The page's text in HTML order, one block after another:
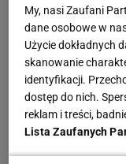
sztabem, nad
pracował
silniejszym pod
wiedzy, jak grać
to dla mnie
My, nasi Zaufani
dane osobowe w
Użycie dokładnych
skanowanie
identyfikacji.
dostęp do nich.
reklam i treści,
Lista Zaufanych